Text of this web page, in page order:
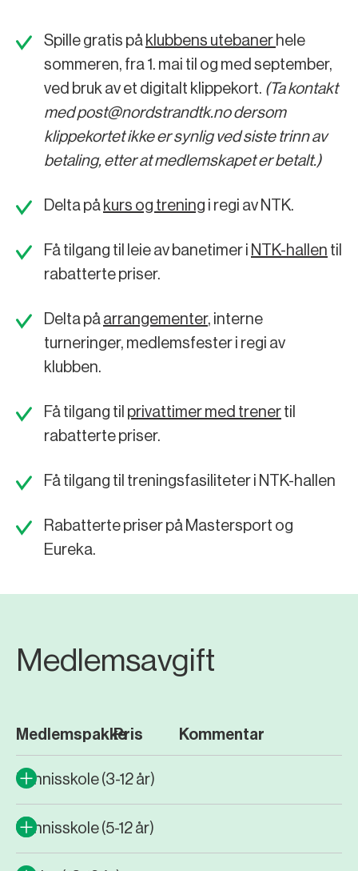
Spille gratis på klubbens utebaner hele
sommeren, fra 1. mai til og med september,
ved bruk av et digitalt klippekort. (Ta kontakt
med post@nordstrandtk.no dersom
klippekortet ikke er synlig ved siste trinn av
betaling, etter at medlemskapet er betalt.)
Delta på kurs og trening i regi av NTK.
Få tilgang til leie av banetimer i NTK-hallen til
rabatterte priser.
Delta på arrangementer, interne
turneringer, medlemsfester i regi av
klubben.
Få tilgang til privattimer med trener til
rabatterte priser.
Få tilgang til treningsfasiliteter i NTK-hallen
Rabatterte priser på Mastersport og
Eureka.
Medlemsavgift
MedlemspakkePris Kommentar
Tennisskole (3-12 år)
500,-
-
Bli medlem
Tennisskole (5-12 år)
3+ ganger I uken